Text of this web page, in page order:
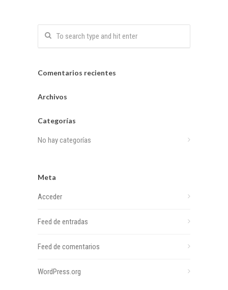
Comentarios recientes
Archivos
Categorías
No hay categorías
Meta
Acceder
Feed de entradas
Feed de comentarios
WordPress.org